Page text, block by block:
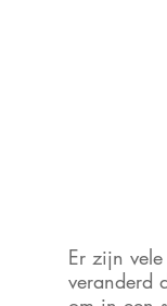
Er zijn
veranderd